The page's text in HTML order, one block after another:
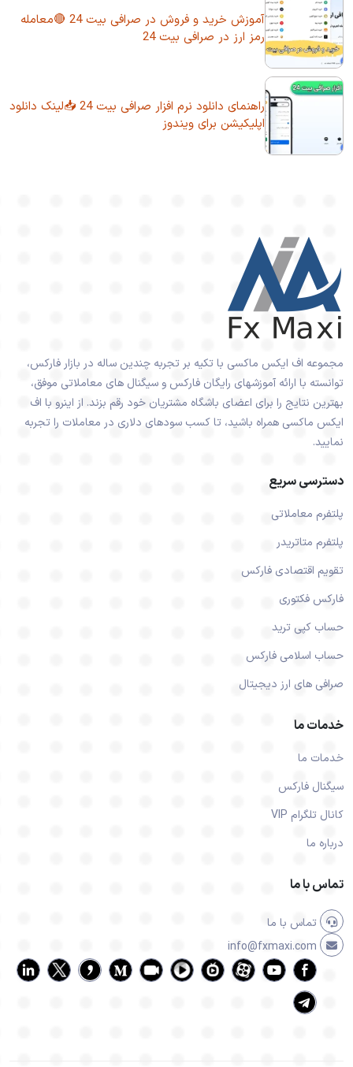
آموزش خرید و فروش در صرافی بیت 24 🔴معامله
رمز ارز در صرافی بیت 24
راهنمای دانلود نرم افزار صرافی بیت 24 📥لینک دانلود
اپلیکیشن برای ویندوز
مجموعه اف ایکس ماکسی با تکیه بر تجربه چندین ساله در بازار فارکس،
توانسته با ارائه آموزشهای رایگان فارکس و سیگنال های معاملاتی موفق،
بهترین نتایج را برای اعضای باشگاه مشتریان خود رقم بزند. از اینرو با اف
ایکس ماکسی همراه باشید، تا کسب سودهای دلاری در معاملات را تجربه
نمایید.
دسترسی سریع
پلتفرم معاملاتی
پلتفرم متاتریدر
تقویم اقتصادی فارکس
فارکس فکتوری
حساب کپی ترید
حساب اسلامی فارکس
صرافی های ارز دیجیتال
خدمات ما
خدمات ما
سیگنال فارکس
کانال تلگرام VIP
درباره ما
تماس با ما
تماس با ما